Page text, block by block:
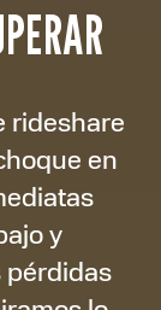
rideshare
en
y
pérdidas